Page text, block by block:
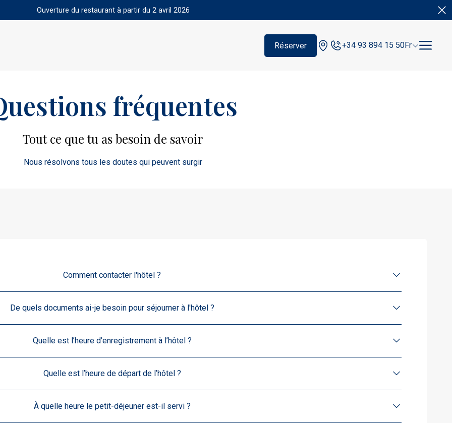
Ouverture du restaurant à partir du 2 avril 2026
Réserver +34 93 894 15 50Fr
fréquentes
Tout ce que tu as besoin de savoir
Nous résolvons tous les doutes qui peuvent surgir
Comment contacter l'hôtel ?
De quels documents ai-je besoin pour séjourner à l'hôtel ?
Quelle est l’heure d’enregistrement à l’hôtel ?
Quelle est l’heure de départ de l’hôtel ?
À quelle heure le petit-déjeuner est-il servi ?